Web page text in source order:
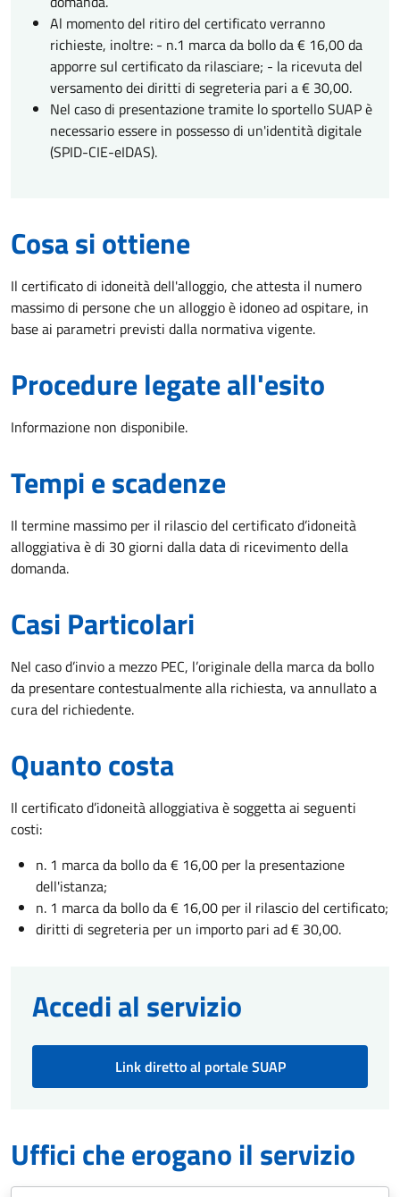
Al momento del ritiro del certificato verranno
richieste, inoltre: - n.1 marca da bollo da € 16,00 da
apporre sul certificato da rilasciare; - la ricevuta del
versamento dei diritti di segreteria pari a € 30,00.
Nel caso di presentazione tramite lo sportello SUAP è
necessario essere in possesso di un'identità digitale
(SPID-CIE-eIDAS).
Cosa si ottiene
Il certificato di idoneità dell'alloggio, che attesta il numero
massimo di persone che un alloggio è idoneo ad ospitare, in
base ai parametri previsti dalla normativa vigente.
Procedure legate all'esito
Informazione non disponibile.
Tempi e scadenze
Il termine massimo per il rilascio del certificato d’idoneità
alloggiativa è di 30 giorni dalla data di ricevimento della
domanda.
Casi Particolari
Nel caso d’invio a mezzo PEC, l’originale della marca da bollo
da presentare contestualmente alla richiesta, va annullato a
cura del richiedente.
Quanto costa
Il certificato d’idoneità alloggiativa è soggetta ai seguenti
costi:
n. 1 marca da bollo da € 16,00 per la presentazione
dell'istanza;
n. 1 marca da bollo da € 16,00 per il rilascio del certificato;
diritti di segreteria per un importo pari ad € 30,00.
Accedi al servizio
Link diretto al portale SUAP
Uffici che erogano il servizio